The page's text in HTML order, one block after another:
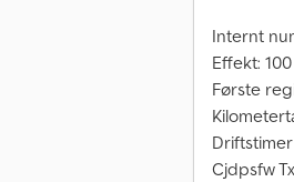
Internt
Effekt:
Første
Cjdpsfw